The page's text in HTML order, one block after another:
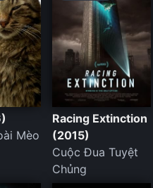
Mèo
Racing Extinction
(2015)
Cuộc Đua Tuyệt
Chủng